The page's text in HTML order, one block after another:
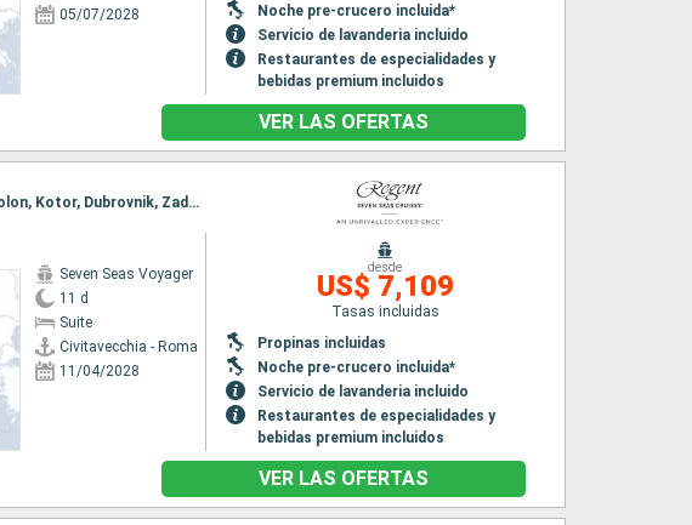
05/07/2028
Noche pre-crucero incluida*
Servicio de lavanderia incluido
Restaurantes de especialidades y
bebidas premium incluidos
VER LAS OFERTAS
Itinerario : Civitavecchia - Roma, Nápoles, Messine, La Valetta, Katakolon, Kotor, Dubrovnik, Zadar, Fusina
Seven Seas Voyager
11 d
Suite
Civitavecchia - Roma
11/04/2028
desde
US$ 7,109
Tasas incluidas
Propinas incluidas
Noche pre-crucero incluida*
Servicio de lavanderia incluido
Restaurantes de especialidades y
bebidas premium incluidos
VER LAS OFERTAS